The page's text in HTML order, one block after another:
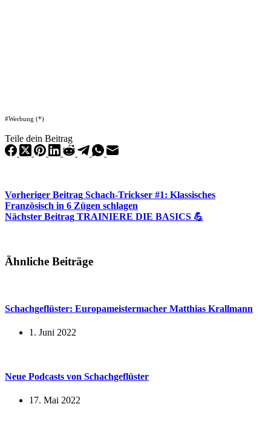
#Werbung (*)
Teile dein Beitrag
Vorheriger Beitrag Schach-Trickser #1: Klassisches
Französisch in 6 Zügen schlagen
Nächster Beitrag TRAINIERE DIE BASICS 💪
Ähnliche Beiträge
Schachgeflüster: Europameistermacher Matthias Krallmann
1. Juni 2022
Neue Podcasts von Schachgeflüster
17. Mai 2022